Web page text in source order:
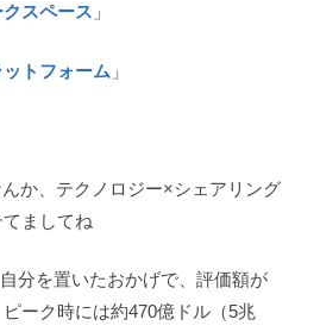
スペース 」
トフォーム 」
か、テクノロジー×シェアリング
ましてね
分を置いたおかげで、評価額が
ーク時には約470億ドル（5兆